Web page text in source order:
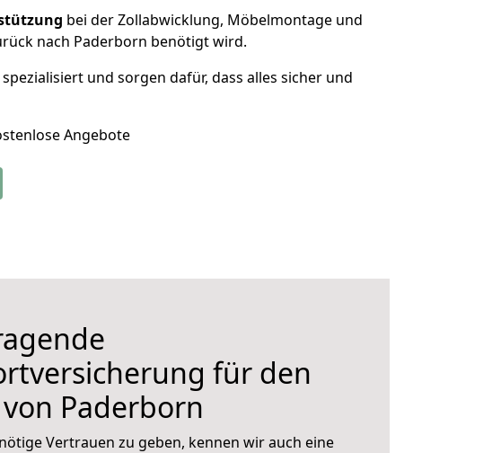
bei der Zollabwicklung, Möbelmontage und
nach Paderborn benötigt wird.
spezialisiert und sorgen dafür, dass alles sicher und
Angebote
für den
Paderborn
Vertrauen zu geben, kennen wir auch eine